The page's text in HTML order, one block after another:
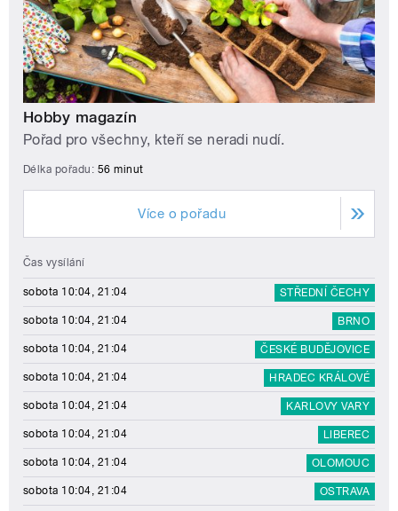
Hobby magazín
Pořad pro všechny, kteří se neradi nudí.
Délka pořadu: 56 minut
Více o pořadu
Čas vysílání
sobota 10:04, 21:04 STŘEDNÍ ČECHY
sobota 10:04, 21:04 BRNO
sobota 10:04, 21:04 ČESKÉ BUDĚJOVICE
sobota 10:04, 21:04 HRADEC KRÁLOVÉ
sobota 10:04, 21:04 KARLOVY VARY
sobota 10:04, 21:04 LIBEREC
sobota 10:04, 21:04 OLOMOUC
sobota 10:04, 21:04 OSTRAVA